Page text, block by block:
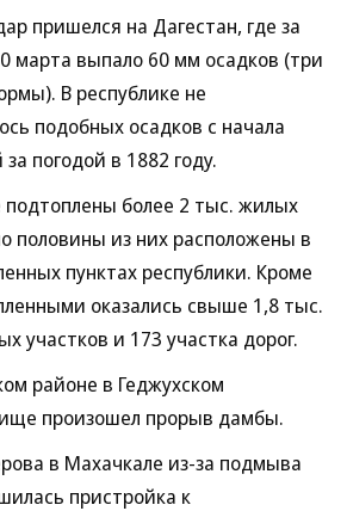
пришелся на Дагестан, где за
марта выпало 60 мм осадков (три
В республике не
подобных осадков с начала
погодой в 1882 году.
подтоплены более 2 тыс. жилых
половины из них расположены в
пунктах республики. Кроме
оказались свыше 1,8 тыс.
участков и 173 участка дорог.
районе в Геджухском
произошел прорыв дамбы.
в Махачкале из-за подмыва
пристройка к